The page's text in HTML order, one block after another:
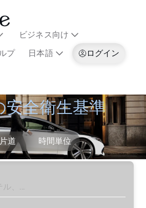
ビジネス向け
プ 日本語
ログイン
安全衛生基準
片道 時間単位